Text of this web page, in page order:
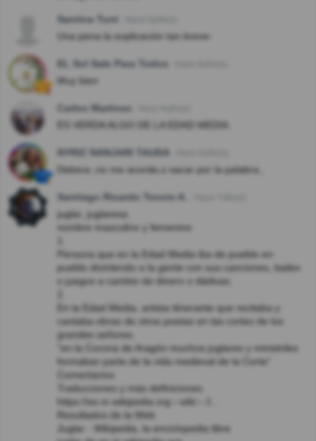
Santina Turri
Una pena la explicación tan breve-
EL Sol Sale Para Todos
Muy bien
Carlos Martinez
ES VERDA ALGO DE LA EDAD MEDIA
NYRIZ NANJARI TAUDA
Debera ,no me acorde,o sacar por la palabra ,
Santiago Ricardo Tencio A.
juglar, juglaresa
nombre masculino y femenino
Persona que en la Edad Media iba de pueblo en
pueblo divirtiendo a la gente con sus canciones, bailes
o juegos a cambio de dinero o dádivas.
En la Edad Media, artista itinerante que recitaba y
cantaba obras de otros poetas en las cortes de los
grandes señores.
"en la Corona de Aragón muchos juglares y ministriles
formaban parte de la vida medieval de la Corte"
Comentarios
Traducciones y más definiciones
https://es.m.wikipedia.org › wiki › J...
Resultados de la Web
Juglar - Wikipedia, la enciclopedia libre